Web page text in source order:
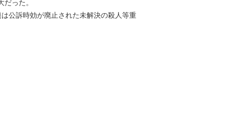
った。
公訴時効が廃止された未解決の殺人等重